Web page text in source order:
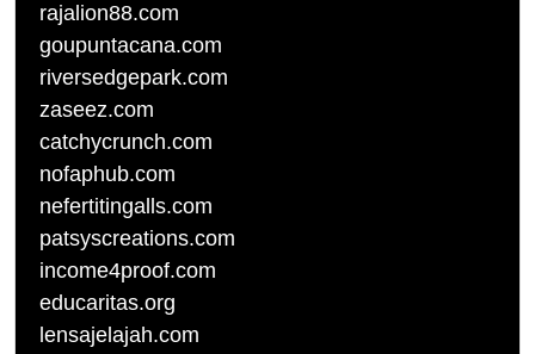
rajalion88.com
goupuntacana.com
riversedgepark.com
zaseez.com
catchycrunch.com
nofaphub.com
nefertitingalls.com
patsyscreations.com
income4proof.com
educaritas.org
lensajelajah.com